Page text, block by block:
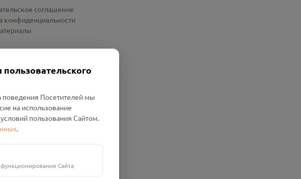
соглашение
конфиденциальности
пом. 18
поведения Посетителей мы
на использование
пользования Сайтом.
.
Сайта